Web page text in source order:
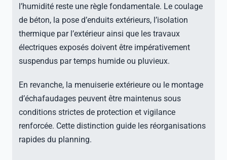
l’humidité reste une règle fondamentale. Le coulage
de béton, la pose d’enduits extérieurs, l’isolation
thermique par l’extérieur ainsi que les travaux
électriques exposés doivent être impérativement
suspendus par temps humide ou pluvieux.
En revanche, la menuiserie extérieure ou le montage
d’échafaudages peuvent être maintenus sous
conditions strictes de protection et vigilance
renforcée. Cette distinction guide les réorganisations
rapides du planning.